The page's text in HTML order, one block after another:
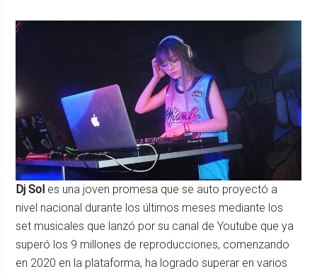
Dj Sol es una joven promesa que se auto proyectó a
nivel nacional durante los últimos meses mediante los
set musicales que lanzó por su canal de Youtube que ya
superó los 9 millones de reproducciones, comenzando
en 2020 en la plataforma, ha logrado superar en varios